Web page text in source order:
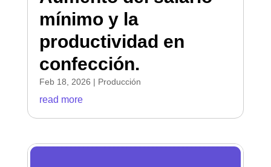
mínimo y la
productividad en
confección.
Feb 18, 2026 | Producción
read more